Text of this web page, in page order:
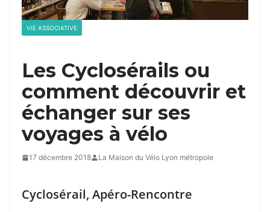
VIE ASSOCIATIVE
Les Cyclosérails ou
comment découvrir et
échanger sur ses
voyages à vélo
17 décembre 2018 La Maison du Vélo Lyon métropole
Cyclosérail, Apéro-Rencontre